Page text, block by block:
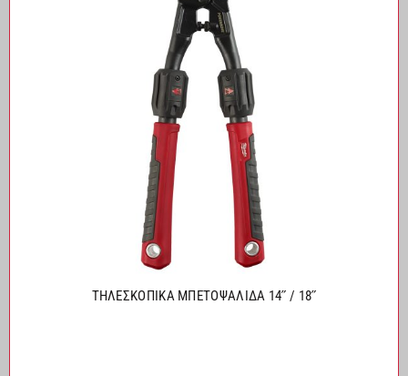
ΤΗΛΕΣΚΟΠΙΚΑ ΜΠΕΤΟΨΑΛΙΔΑ 14˝ / 18˝